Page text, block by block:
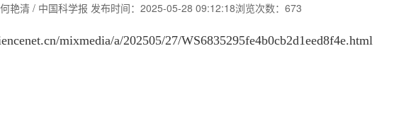
艳清 / 中国科学报 发布时间：2025-05-28 09:12:18浏览次数：673
mixmedia/a/202505/27/WS6835295fe4b0cb2d1eed8f4e.html